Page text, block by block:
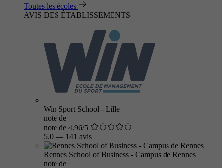
Toutes les écoles
AVIS DES ÉTABLISSEMENTS
Win Sport School - Lille
note de
note de 4.96/5
5.0 — 141 avis
Rennes School of Business - Campus de Rennes
note de